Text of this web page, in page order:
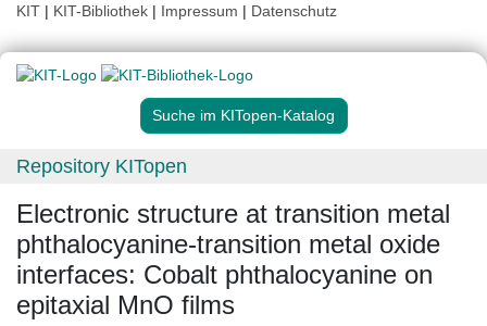
KIT | KIT-Bibliothek | Impressum | Datenschutz
Suche im KITopen-Katalog
Repository KITopen
Electronic structure at transition metal
phthalocyanine-transition metal oxide
interfaces: Cobalt phthalocyanine on
epitaxial MnO films